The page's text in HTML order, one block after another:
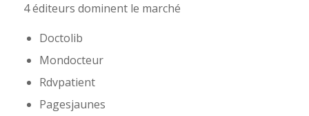
4 éditeurs dominent le marché
Doctolib
Mondocteur
Rdvpatient
Pagesjaunes